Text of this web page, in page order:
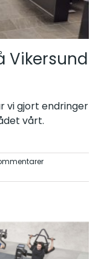
Vikersund
vi gjort endringer
vårt.